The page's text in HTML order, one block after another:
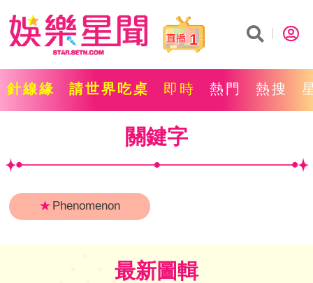
1
針線緣 請世界吃桌 即時 熱門 熱搜
關鍵字
★ Phenomenon
最新圖輯